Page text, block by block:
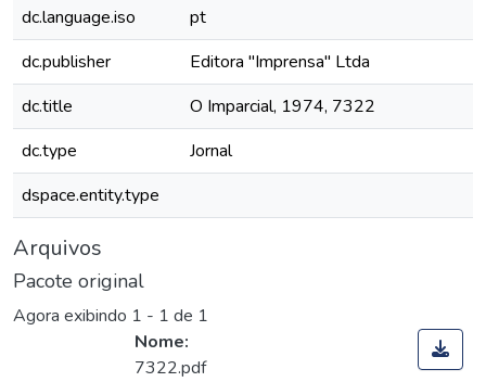
dc.language.iso
pt
dc.publisher
Editora "Imprensa" Ltda
dc.title
O Imparcial, 1974, 7322
dc.type
Jornal
dspace.entity.type
Arquivos
Pacote original
Agora exibindo 1 - 1 de 1
Nome:
7322.pdf